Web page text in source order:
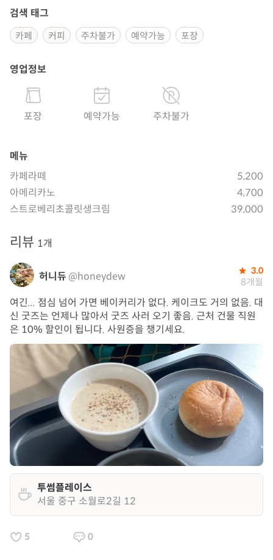
검색 태그
카페 커피 주차불가 예약가능 포장
영업정보
포장 예약가능 주차불가
메뉴
카페라떼
5,200
아메리카노
4,700
스트로베리초콜릿생크림
39,000
리뷰 1개
허니듀 @honeydew 3.0
8개월
여긴... 점심 넘어 가면 베이커리가 없다. 케이크도 거의 없음. 대
신 굿즈는 언제나 많아서 굿즈 사러 오기 좋음. 근처 건물 직원
은 10% 할인이 됩니다. 사원증을 챙기세요.
투썸플레이스
서울 중구 소월로2길 12
5 0